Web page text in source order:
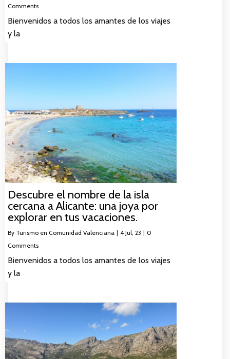
Comments
Bienvenidos a todos los amantes de los viajes
y la
Descubre el nombre de la isla
cercana a Alicante: una joya por
explorar en tus vacaciones.
By Turismo en Comunidad Valenciana | 4 Jul, 23 | 0
Comments
Bienvenidos a todos los amantes de los viajes
y la